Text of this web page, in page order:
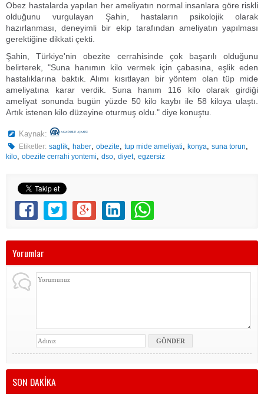
Obez hastalarda yapılan her ameliyatın normal insanlara göre riskli
olduğunu vurgulayan Şahin, hastaların psikolojik olarak
hazırlanması, deneyimli bir ekip tarafından ameliyatın yapılması
gerektiğine dikkati çekti.
Şahin, Türkiye'nin obezite cerrahisinde çok başarılı olduğunu
belirterek, "Suna hanımın kilo vermek için çabasına, eşlik eden
hastalıklarına baktık. Alımı kısıtlayan bir yöntem olan tüp mide
ameliyatına karar verdik. Suna hanım 116 kilo olarak girdiği
ameliyat sonunda bugün yüzde 50 kilo kaybı ile 58 kiloya ulaştı.
Artık istenen kilo düzeyine oturmuş oldu." diye konuştu.
Kaynak:
Etiketler: saglik,haber,obezite,tup mide ameliyati,konya,suna torun,
kilo, obezite cerrahi yontemi, dso, diyet, egzersiz
Yorumlar
SON DAKİKA